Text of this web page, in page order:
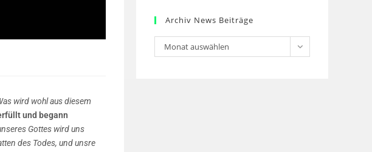
wird wohl aus diesem
und begann
Gottes wird uns
des Todes, und unsre
Archiv News Beiträge
Monat auswählen